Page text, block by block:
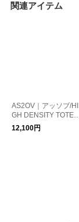
関連アイテム
AS2OV｜アッソブ/HI
GH DENSITY TOTE B
AG トートバッグ
12,100円